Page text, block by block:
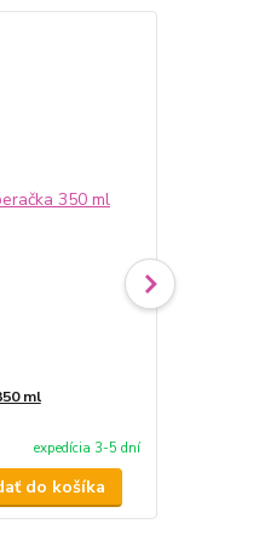
ml
expedícia 3-5 dní
do košíka